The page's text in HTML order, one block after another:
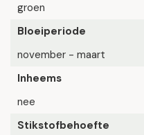
groen
Bloeiperiode
november - maart
Inheems
nee
Stikstofbehoefte